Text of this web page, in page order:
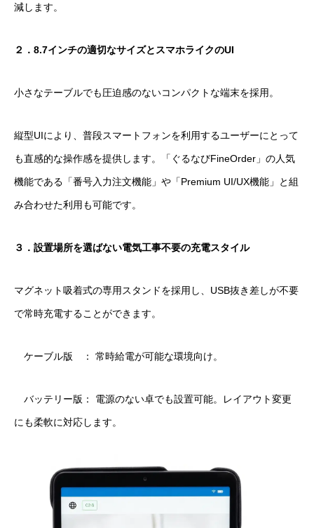
減します。
２．8.7インチの適切なサイズとスマホライクのUI
小さなテーブルでも圧迫感のないコンパクトな端末を採用。
縦型UIにより、普段スマートフォンを利用するユーザーにとって
も直感的な操作感を提供します。「ぐるなびFineOrder」の人気
機能である「番号入力注文機能」や「Premium UI/UX機能」と組
み合わせた利用も可能です。
３．設置場所を選ばない電気工事不要の充電スタイル
マグネット吸着式の専用スタンドを採用し、USB抜き差しが不要
で常時充電することができます。
ケーブル版 ： 常時給電が可能な環境向け。
バッテリー版： 電源のない卓でも設置可能。レイアウト変更
にも柔軟に対応します。